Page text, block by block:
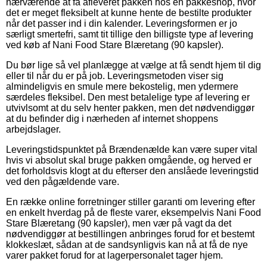
det er meget fleksibelt at kunne hente de bestilte produkter
når det passer ind i din kalender. Leveringsformen er jo
særligt smertefri, samt tit tillige den billigste type af levering
ved køb af Nani Food Stare Blæretang (90 kapsler).
Du bør lige så vel planlægge at vælge at få sendt hjem til dig
eller til når du er på job. Leveringsmetoden viser sig
almindeligvis en smule mere bekostelig, men ydermere
særdeles fleksibel. Den mest betalelige type af levering er
utvivlsomt at du selv henter pakken, men det nødvendiggør
at du befinder dig i nærheden af internet shoppens
arbejdslager.
Leveringstidspunktet på Brændenælde kan være super vital
hvis vi absolut skal bruge pakken omgående, og herved er
det forholdsvis klogt at du efterser den anslåede leveringstid
ved den pågældende vare.
En række online forretninger stiller garanti om levering efter
en enkelt hverdag på de fleste varer, eksempelvis Nani Food
Stare Blæretang (90 kapsler), men vær på vagt da det
nødvendiggør at bestillingen anbringes forud for et bestemt
klokkeslæt, sådan at de sandsynligvis kan nå at få de nye
varer pakket forud for at lagerpersonalet tager hjem.